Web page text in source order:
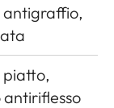
piatto,